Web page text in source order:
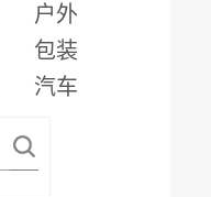
户外
包装
汽车